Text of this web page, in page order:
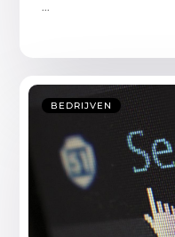
...
BEDRIJVEN